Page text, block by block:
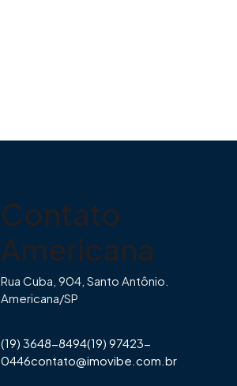
Contato
Americana
Rua Cuba, 904, Santo Antônio.
Americana/SP
(19) 3648-8494(19) 97423-
0446contato@imovibe.com.br